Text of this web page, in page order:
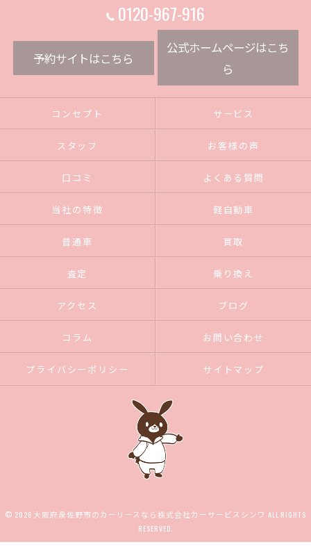
0120-967-916
予約サイトはこちら
公式ホームページはこち
ら
コンセプト サービス
スタッフ お客様の声
口コミ よくある質問
当社の特徴 軽自動車
普通車 買取
査定 乗り換え
アクセス ブログ
コラム お問い合わせ
プライバシーポリシー サイトマップ
© 2026 大阪府泉佐野市のカーリースなら株式会社カーサービスシンワ ALL RIGHTS
RESERVED.